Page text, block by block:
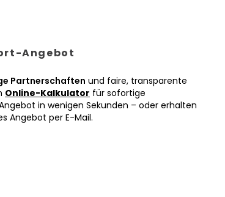
Angebot
Partnerschaften und faire, transparente
Online-Kalkulator für sofortige
in wenigen Sekunden – oder erhalten
Angebot per E-Mail.